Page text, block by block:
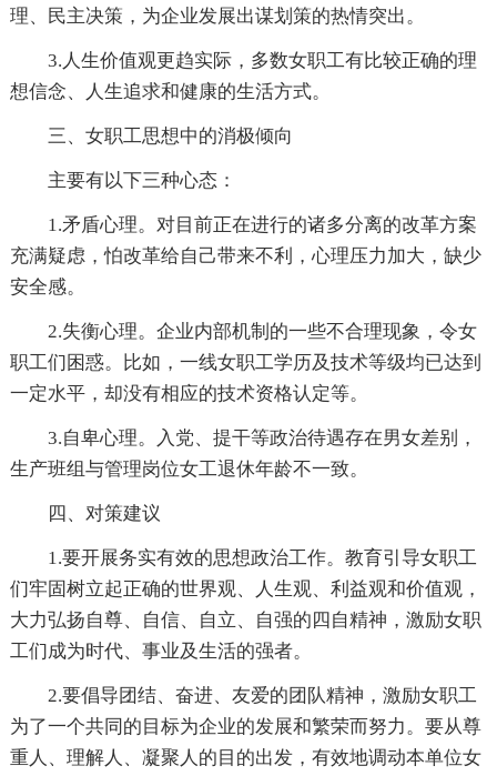
理、民主决策，为企业发展出谋划策的热情突出。
3.人生价值观更趋实际，多数女职工有比较正确的理
想信念、人生追求和健康的生活方式。
三、女职工思想中的消极倾向
主要有以下三种心态：
1.矛盾心理。对目前正在进行的诸多分离的改革方案
充满疑虑，怕改革给自己带来不利，心理压力加大，缺少
安全感。
2.失衡心理。企业内部机制的一些不合理现象，令女
职工们困惑。比如，一线女职工学历及技术等级均已达到
一定水平，却没有相应的技术资格认定等。
3.自卑心理。入党、提干等政治待遇存在男女差别，
生产班组与管理岗位女工退休年龄不一致。
四、对策建议
1.要开展务实有效的思想政治工作。教育引导女职工
们牢固树立起正确的世界观、人生观、利益观和价值观，
大力弘扬自尊、自信、自立、自强的四自精神，激励女职
工们成为时代、事业及生活的强者。
2.要倡导团结、奋进、友爱的团队精神，激励女职工
为了一个共同的目标为企业的发展和繁荣而努力。要从尊
重人、理解人、凝聚人的目的出发，有效地调动本单位女